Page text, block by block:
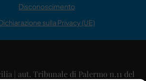
Disconoscimento
sulla Privacy (UE)
| aut. Tribunale di Palermo n.11 del